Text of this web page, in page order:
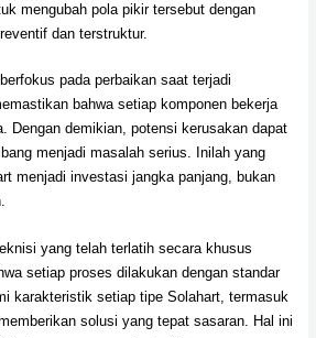
mengubah pola pikir tersebut dengan
dan terstruktur.
pada perbaikan saat terjadi
bahwa setiap komponen bekerja
Dengan demikian, potensi kerusakan dapat
menjadi masalah serius. Inilah yang
menjadi investasi jangka panjang, bukan
yang telah terlatih secara khusus
setiap proses dilakukan dengan standar
karakteristik setiap tipe Solahart, termasuk
solusi yang tepat sasaran. Hal ini